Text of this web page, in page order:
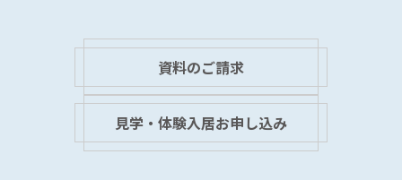
資料のご請求
見学・体験入居お申し込み